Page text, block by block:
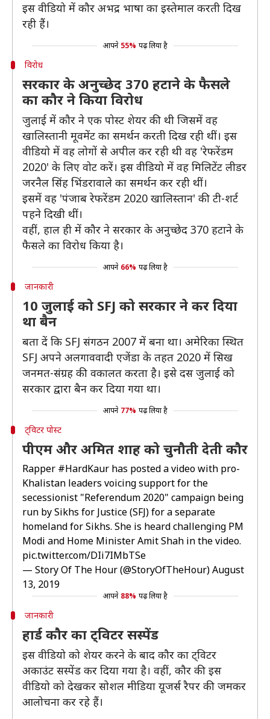
इस वीडियो में कौर अभद्र भाषा का इस्तेमाल करती दिख
रही हैं।
आपने 55% पढ़ लिया है
विरोध
सरकार के अनुच्छेद 370 हटाने के फैसले
का कौर ने किया विरोध
जुलाई में कौर ने एक पोस्ट शेयर की थी जिसमें वह
खालिस्तानी मूवमेंट का समर्थन करती दिख रही थीं। इस
वीडियो में वह लोगों से अपील कर रही थी वह 'रेफरेंडम
2020' के लिए वोट करें। इस वीडियो में वह मिलिटेंट लीडर
जरनैल सिंह भिंडरावाले का समर्थन कर रही थीं।
इसमें वह 'पंजाब रेफरेंडम 2020 खालिस्तान' की टी-शर्ट
पहने दिखी थीं।
वहीं, हाल ही में कौर ने सरकार के अनुच्छेद 370 हटाने के
फैसले का विरोध किया है।
आपने 66% पढ़ लिया है
जानकारी
10 जुलाई को SFJ को सरकार ने कर दिया
था बैन
बता दें कि SFJ संगठन 2007 में बना था। अमेरिका स्थित
SFJ अपने अलगाववादी एजेंडा के तहत 2020 में सिख
जनमत-संग्रह की वकालत करता है। इसे दस जुलाई को
सरकार द्वारा बैन कर दिया गया था।
आपने 77% पढ़ लिया है
ट्विटर पोस्ट
पीएम और अमित शाह को चुनौती देती कौर
Rapper #HardKaur has posted a video with pro-
Khalistan leaders voicing support for the
secessionist "Referendum 2020" campaign being
run by Sikhs for Justice (SFJ) for a separate
homeland for Sikhs. She is heard challenging PM
Modi and Home Minister Amit Shah in the video.
pic.twitter.com/DIi7IMbTSe
— Story Of The Hour (@StoryOfTheHour)August
13, 2019
आपने 88% पढ़ लिया है
जानकारी
हार्ड कौर का ट्विटर सस्पेंड
इस वीडियो को शेयर करने के बाद कौर का ट्विटर
अकाउंट सस्पेंड कर दिया गया है। वहीं, कौर की इस
वीडियो को देखकर सोशल मीडिया यूजर्स रैपर की जमकर
आलोचना कर रहे हैं।